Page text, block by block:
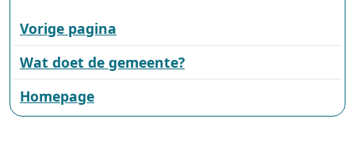
Vorige pagina
Wat doet de gemeente?
Homepage